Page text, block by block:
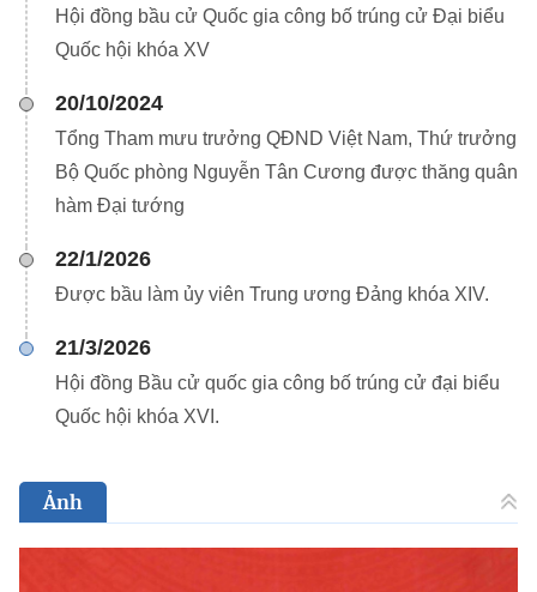
Hội đồng bầu cử Quốc gia công bố trúng cử Đại biểu
Quốc hội khóa XV
20/10/2024
Tổng Tham mưu trưởng QĐND Việt Nam, Thứ trưởng
Bộ Quốc phòng Nguyễn Tân Cương được thăng quân
hàm Đại tướng
22/1/2026
Được bầu làm ủy viên Trung ương Đảng khóa XIV.
21/3/2026
Hội đồng Bầu cử quốc gia công bố trúng cử đại biểu
Quốc hội khóa XVI.
Ảnh